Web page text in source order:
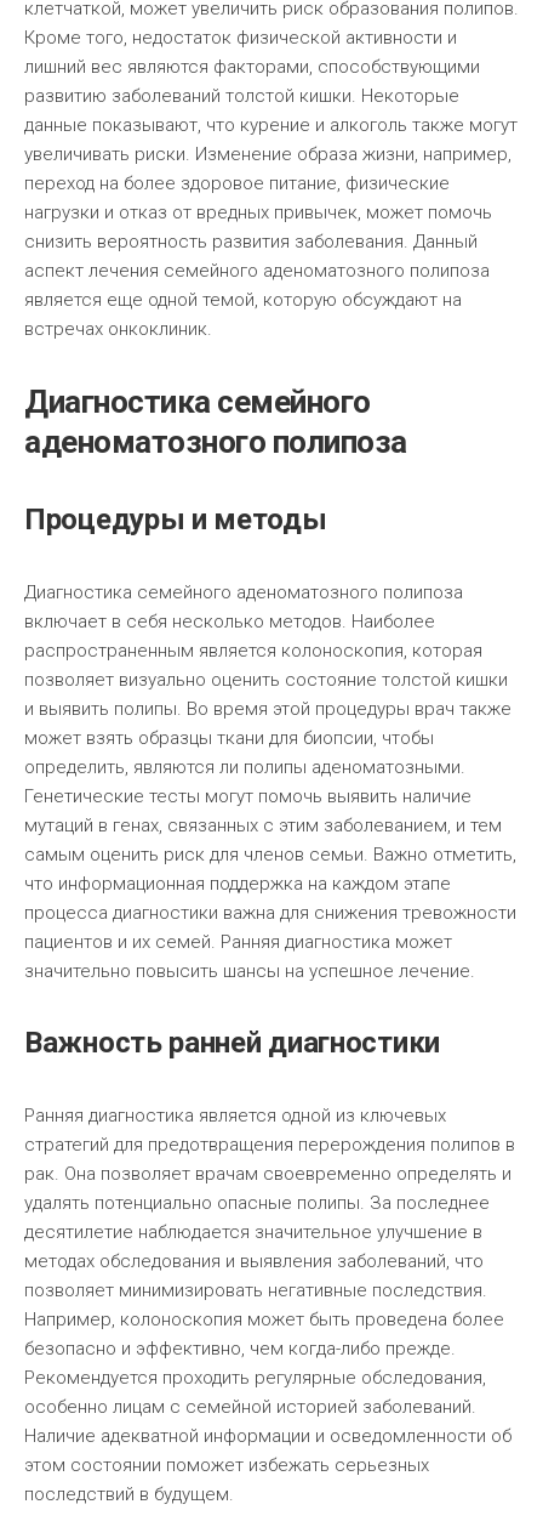
клетчаткой, может увеличить риск образования полипов.
Кроме того, недостаток физической активности и
лишний вес являются факторами, способствующими
развитию заболеваний толстой кишки. Некоторые
данные показывают, что курение и алкоголь также могут
увеличивать риски. Изменение образа жизни, например,
переход на более здоровое питание, физические
нагрузки и отказ от вредных привычек, может помочь
снизить вероятность развития заболевания. Данный
аспект лечения семейного аденоматозного полипоза
является еще одной темой, которую обсуждают на
встречах онкоклиник.
Диагностика семейного
аденоматозного полипоза
Процедуры и методы
Диагностика семейного аденоматозного полипоза
включает в себя несколько методов. Наиболее
распространенным является колоноскопия, которая
позволяет визуально оценить состояние толстой кишки
и выявить полипы. Во время этой процедуры врач также
может взять образцы ткани для биопсии, чтобы
определить, являются ли полипы аденоматозными.
Генетические тесты могут помочь выявить наличие
мутаций в генах, связанных с этим заболеванием, и тем
самым оценить риск для членов семьи. Важно отметить,
что информационная поддержка на каждом этапе
процесса диагностики важна для снижения тревожности
пациентов и их семей. Ранняя диагностика может
значительно повысить шансы на успешное лечение.
Важность ранней диагностики
Ранняя диагностика является одной из ключевых
стратегий для предотвращения перерождения полипов в
рак. Она позволяет врачам своевременно определять и
удалять потенциально опасные полипы. За последнее
десятилетие наблюдается значительное улучшение в
методах обследования и выявления заболеваний, что
позволяет минимизировать негативные последствия.
Например, колоноскопия может быть проведена более
безопасно и эффективно, чем когда-либо прежде.
Рекомендуется проходить регулярные обследования,
особенно лицам с семейной историей заболеваний.
Наличие адекватной информации и осведомленности об
этом состоянии поможет избежать серьезных
последствий в будущем.